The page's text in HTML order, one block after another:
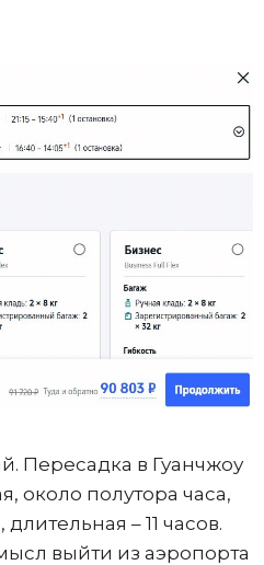
Пересадка в Гуанчжоу
около полутора часа,
– 11 часов.
выйти из аэропорта